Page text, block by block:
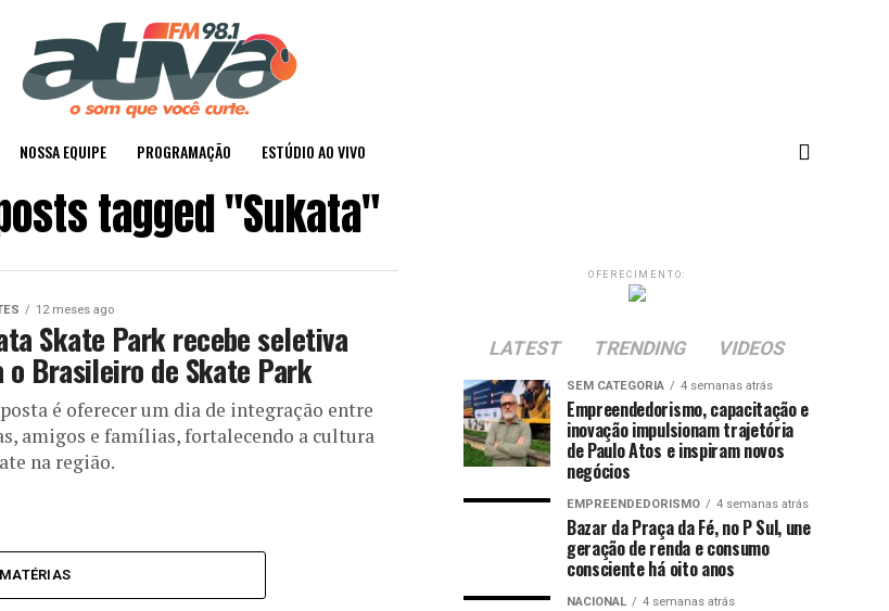
NOSSA EQUIPE PROGRAMAÇÃO ESTÚDIO AO VIVO
tagged "Sukata"
12 meses ago
Skate Park recebe seletiva
o Brasileiro de Skate Park
é oferecer um dia de integração entre
amigos e famílias, fortalecendo a cultura
na região.
OFERECIMENTO:
LATEST TRENDING VIDEOS
SEM CATEGORIA 4 semanas atrás
Empreendedorismo, capacitação e
inovação impulsionam trajetória
de Paulo Atos e inspiram novos
negócios
EMPREENDEDORISMO 4 semanas atrás
Bazar da Praça da Fé, no P Sul, une
geração de renda e consumo
consciente há oito anos
NACIONAL 4 semanas atrás